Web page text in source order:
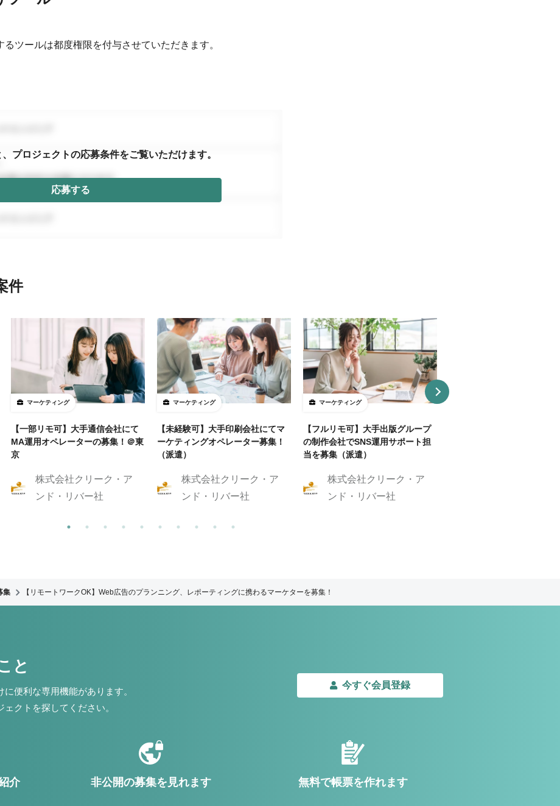
ツールは都度権限を付与させていただきます。
プロジェクトの応募条件をご覧いただけます。
応募する
件
マーケティング
【一部リモ可】大手通信会社にて
MA運用オペレーターの募集！＠東
京
株式会社クリーク・ア
ンド・リバー社
マーケティング
【未経験可】大手印刷会社にてマ
ーケティングオペレーター募集！
（派遣）
株式会社クリーク・ア
ンド・リバー社
マーケティング
【フルリモ可】大手出版グループ
の制作会社でSNS運用サポート担
当を募集（派遣）
株式会社クリーク・ア
ンド・リバー社
集 【リモートワークOK】Web広告のプランニング、レポーティングに携わるマーケターを募集！
と
便利な専用機能があります。
クトを探してください。
今すぐ会員登録
介 非公開の募集を見れます 無料で帳票を作れます